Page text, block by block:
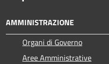
AMMINISTRAZIONE
Organi di Governo
Aree Amministrative